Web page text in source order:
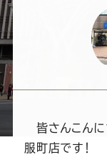
ー
ツ
皆さんこんに
服町店です！